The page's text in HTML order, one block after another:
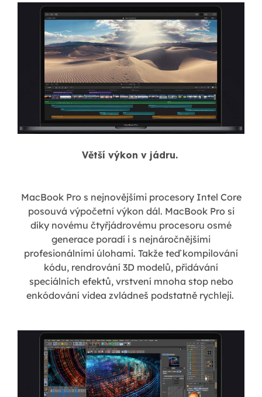
Větší výkon v jádru.
MacBook Pro s nejnovějšími procesory Intel Core
posouvá výpočetní výkon dál. MacBook Pro si
díky novému čtyřjádrovému procesoru osmé
generace poradí i s nejnáročnějšími
profesionálními úlohami. Takže teď kompilování
kódu, rendrování 3D modelů, přidávání
speciálních efektů, vrstvení mnoha stop nebo
enkódování videa zvládneš podstatně rychleji.